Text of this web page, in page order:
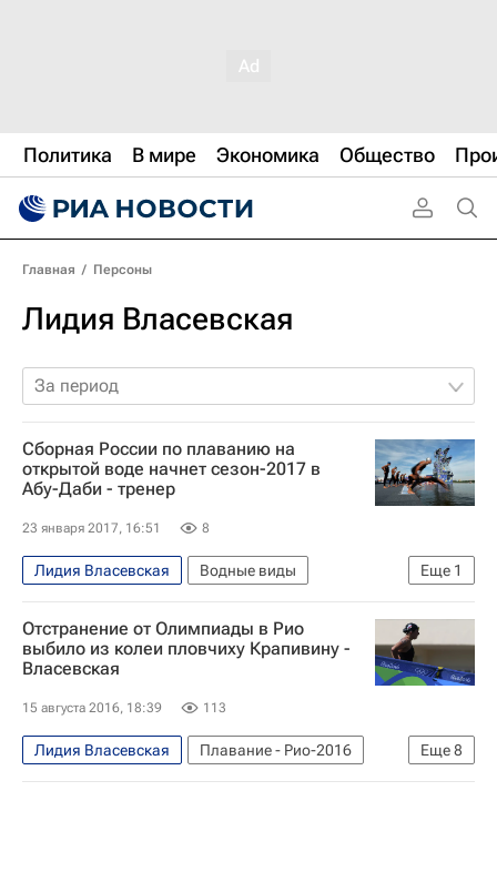
Политика В мире Экономика Общество
Главная / Персоны
Лидия Власевская
За период
Сборная России по плаванию на
открытой воде начнет сезон-2017 в
Абу-Даби - тренер
23 января 2017, 16:51 8
Еще 1
Лидия Власевская
Водные виды
Кубок мира по плаванию на открытой воде
Отстранение от Олимпиады в Рио
выбило из колеи пловчиху Крапивину -
Власевская
15 августа 2016, 18:39 113
Еще8
Лидия Власевская
Плавание - Рио-2016
Водные виды
Рио-2016